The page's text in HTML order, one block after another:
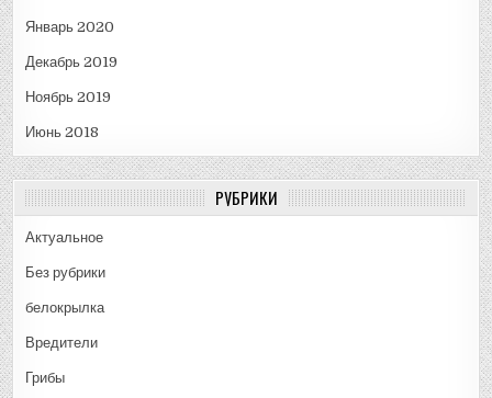
Январь 2020
Декабрь 2019
Ноябрь 2019
Июнь 2018
РУБРИКИ
Актуальное
Без рубрики
белокрылка
Вредители
Грибы